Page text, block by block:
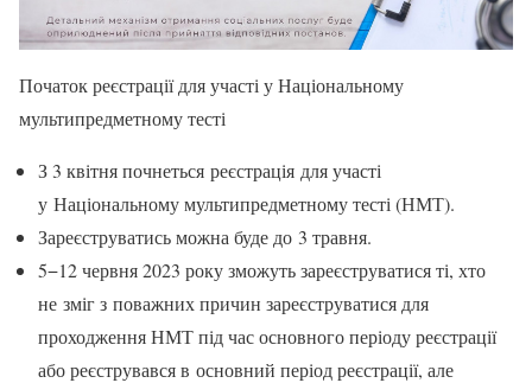
Початок реєстрації для участі у Національному
мультипредметному тесті
З 3 квітня почнеться реєстрація для участі
у Національному мультипредметному тесті (НМТ).
Зареєструватись можна буде до 3 травня.
5−12 червня 2023 року зможуть зареєструватися ті, хто
не зміг з поважних причин зареєструватися для
проходження НМТ під час основного періоду реєстрації
або реєструвався в основний період реєстрації, але